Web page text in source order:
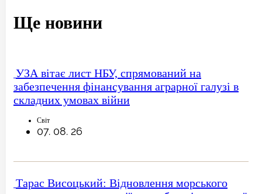
Ще новини
УЗА вітає лист НБУ, спрямований на
забезпечення фінансування аграрної галузі в
складних умовах війни
Світ
07. 08. 26
Тарас Висоцький: Відновлення морського